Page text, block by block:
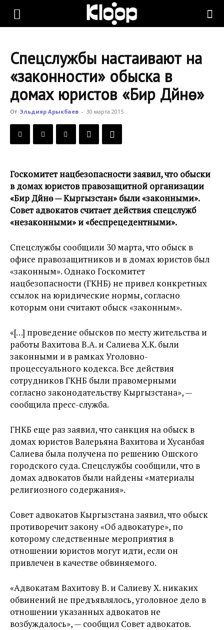
KLOOP.KG
Новости
Кыргызстана
Спецслужбы настаивают на
«законности» обыска в
домах юристов «Бир Дүйнө»
От Эльдияр Арыкбаев - 30 марта 2015
Госкомитет нацбезопасности заявил, что обыски
в домах юристов правозащитной организации
«Бир Дүйнө — Кыргызстан» были «законными».
Совет адвокатов считает действия спецслужб
«незаконными» и «беспрецедентными».
Спецслужбы сообщили 30 марта, что обыск в
офисе правозащитников и в домах юристов был
«законным». Однако Госкомитет
нацбезопасности (ГКНБ) не привел конкретных
ссылок на юридические нормы, согласно
которым они считают обыск «законным».
«[…] проведение обысков по месту жительства и
работы Вахитова В.А. и Салиева Х.К. были
законными и в рамках Уголовно-
процессуального кодекса. Все действия
сотрудников ГКНБ были правомерными
согласно законодательству Кыргызстана», —
сообщила пресс-служба.
ГНКБ еще раз заявил, что санкция на обыск в
домах юристов Валерьяна Вахитова и Хусанбая
Салиева была получена по решению Ошского
городского суда. Спецслужбы сообщили, что в
домах адвокатов были найдены «материалы
религиозного содержания».
Совет адвокатов Кыргызстана заявил, что обыск
противоречит закону «Об адвокатуре», по
которому следственные мероприятия в
отношении юристов могут идти, если он
привлечен в качестве обвиняемого.
«Адвокатам Вахитову В. и Салиеву Х. никаких
обвинений не предъявлялось, уголовное дело в
отношении указанных адвокатов не
возбуждалось», — сообщил Совет адвокатов.